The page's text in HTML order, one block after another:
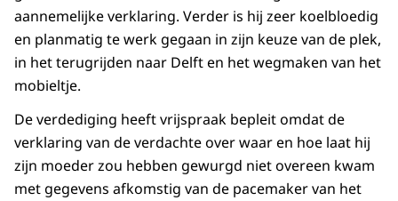
aannemelijke verklaring. Verder is hij zeer koelbloedig
en planmatig te werk gegaan in zijn keuze van de plek,
in het terugrijden naar Delft en het wegmaken van het
mobieltje.
De verdediging heeft vrijspraak bepleit omdat de
verklaring van de verdachte over waar en hoe laat hij
zijn moeder zou hebben gewurgd niet overeen kwam
met gegevens afkomstig van de pacemaker van het